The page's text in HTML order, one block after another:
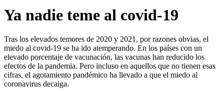
Ya nadie teme al covid-19
Tras los elevados temores de 2020 y 2021, por razones obvias, el
miedo al covid-19 se ha ido atemperando. En los países con un
elevado porcentaje de vacunación, las vacunas han reducido los
efectos de la pandemia. Pero incluso en aquellos que no tienen esas
cifras, el agotamiento pandémico ha llevado a que el miedo al
coronavirus decaiga.